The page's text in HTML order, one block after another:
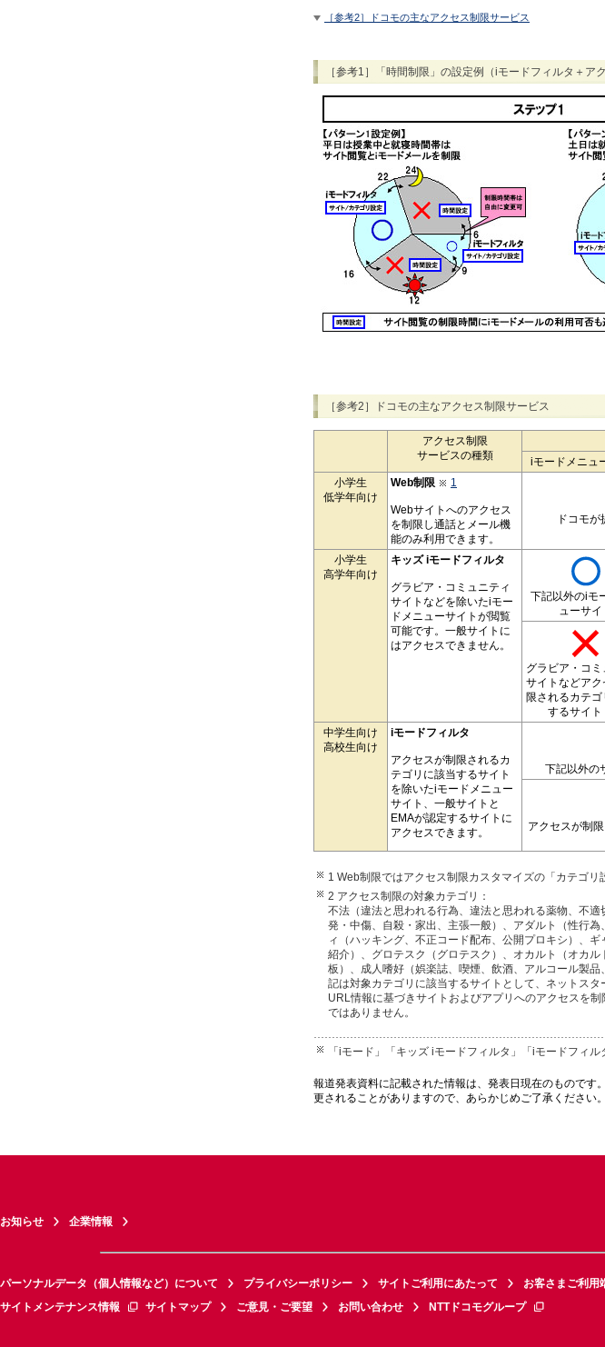
［参考2］ドコモの主なアクセス制限サービス
［参考1］「時間制限」の設定例（iモードフィルタ＋ア
［参考2］ドコモの主なアクセス制限サービス
アクセス制限
サービスの種類
iモードメニュ
小学生
低学年向け
Web制限 1
Webサイトへのアクセス
を制限し通話とメール機
能のみ利用できます。
ドコモが
小学生
高学年向け
キッズ iモードフィルタ
グラビア・コミュニティ
サイトなどを除いたiモー
ドメニューサイトが閲覧
可能です。一般サイトに
はアクセスできません。
下記以外のiモ
ューサイ
グラビア・コミ
サイトなどアク
限されるカテゴ
するサイト
中学生向け
高校生向け
iモードフィルタ
アクセスが制限されるカ
テゴリに該当するサイト
を除いたiモードメニュー
サイト、一般サイトと
EMAが認定するサイトに
アクセスできます。
下記以外の
アクセスが制
1 Web制限ではアクセス制限カスタマイズの「カテゴリ
2 アクセス制限の対象カテゴリ：
不法（違法と思われる行為、違法と思われる薬物、不
発・中傷、自殺・家出、主張一般）、アダルト（性行
ィ（ハッキング、不正コード配布、公開プロキシ）、
紹介）、グロテスク（グロテスク）、オカルト（オカ
板）、成人嗜好（娯楽誌、喫煙、飲酒、アルコール製
記は対象カテゴリに該当するサイトとして、ネットス
URL情報に基づきサイトおよびアプリへのアクセスを
ではありません。
「iモード」「キッズ iモードフィルタ」「iモードフィル
報道発表資料に記載された情報は、発表日現在のもので
更されることがありますので、あらかじめご了承ください。
お知らせ 企業情報
パーソナルデータ（個人情報など）について プライバシーポリシー サイトご利用にあたって お客さまご利用
サイトメンテナンス情報
サイトマップ ご意見・ご要望 お問い合わせ NTTドコモグループ